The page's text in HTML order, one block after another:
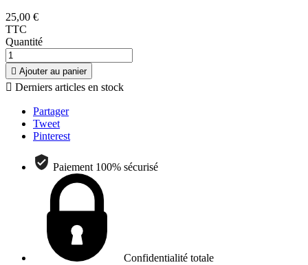
25,00 €
TTC
Quantité
 Ajouter au panier
 Derniers articles en stock
Partager
Tweet
Pinterest
Paiement 100% sécurisé
Confidentialité totale